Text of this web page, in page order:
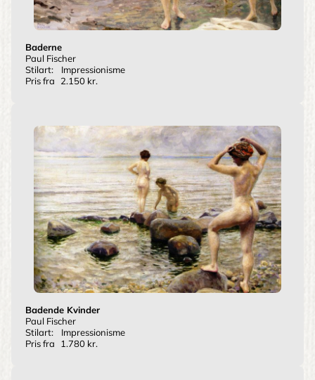
Baderne
Paul Fischer
Stilart:
Impressionisme
Pris fra
2.150 kr.
Badende Kvinder
Paul Fischer
Stilart:
Impressionisme
Pris fra
1.780 kr.